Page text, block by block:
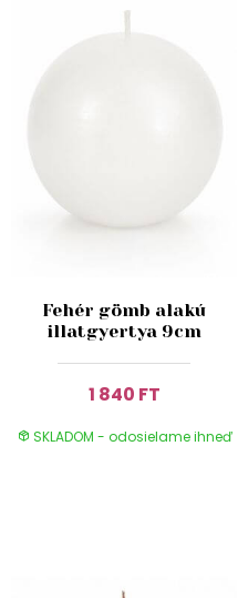
Fehér gömb alakú
illatgyertya 9cm
1 840 FT
SKLADOM - odosielame ihneď